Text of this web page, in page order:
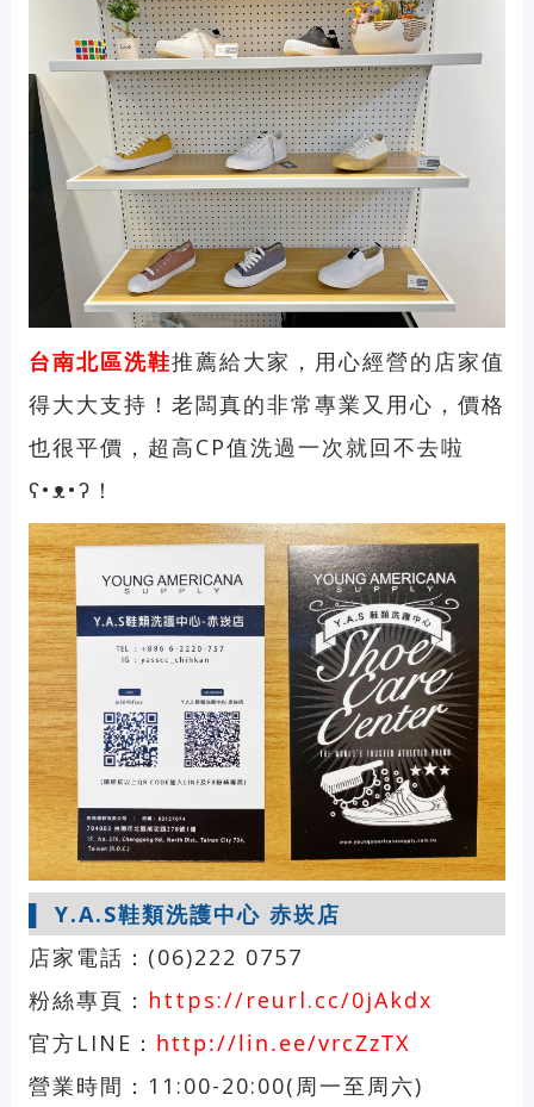
台南北區洗鞋推薦給大家，用心經營的店家值
得大大支持！老闆真的非常專業又用心，價格
也很平價，超高CP值洗過一次就回不去啦
ʕ•ᴥ•ʔ！
▌ Y.A.S鞋類洗護中心 赤崁店
店家電話：(06)222 0757
粉絲專頁： https://reurl.cc/0jAkdx
官方LINE： http://lin.ee/vrcZzTX
營業時間：11:00-20:00(周一至周六)